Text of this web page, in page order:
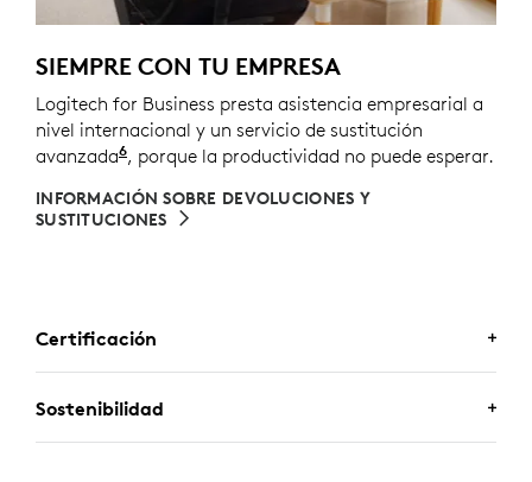
SIEMPRE CON TU EMPRESA
Logitech for Business presta asistencia empresarial a
nivel internacional y un servicio de sustitución
avanzada6Servicio disponible con la compra
, porque la productividad no puede esperar.
INFORMACIÓN SOBRE DEVOLUCIONES Y
SUSTITUCIONES
Certificación
CERTIFICACIONES
EMPRESARIALES
Sostenibilidad